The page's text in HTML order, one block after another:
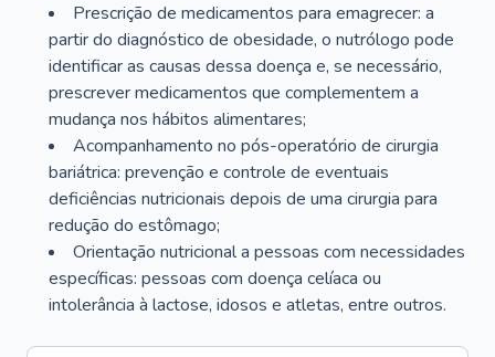
Prescrição de medicamentos para emagrecer: a
partir do diagnóstico de obesidade, o nutrólogo pode
identificar as causas dessa doença e, se necessário,
prescrever medicamentos que complementem a
mudança nos hábitos alimentares;
Acompanhamento no pós-operatório de cirurgia
bariátrica: prevenção e controle de eventuais
deficiências nutricionais depois de uma cirurgia para
redução do estômago;
Orientação nutricional a pessoas com necessidades
específicas: pessoas com doença celíaca ou
intolerância à lactose, idosos e atletas, entre outros.